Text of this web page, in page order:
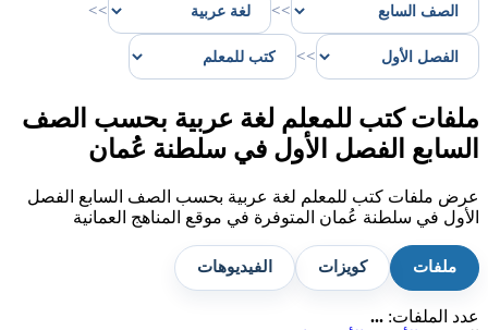
>>
>>
>>
ملفات كتب للمعلم لغة عربية بحسب الصف
السابع الفصل الأول في سلطنة عُمان
عرض ملفات كتب للمعلم لغة عربية بحسب الصف السابع الفصل
الأول في سلطنة عُمان المتوفرة في موقع المناهج العمانية
ملفات كويزات الفيديوهات
عدد الملفات: ...